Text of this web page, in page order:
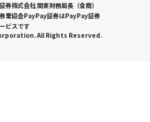
株式会社 関東財務局長（金商）
業協会PayPay証券はPayPay証券
ビスです
All Rights Reserved.